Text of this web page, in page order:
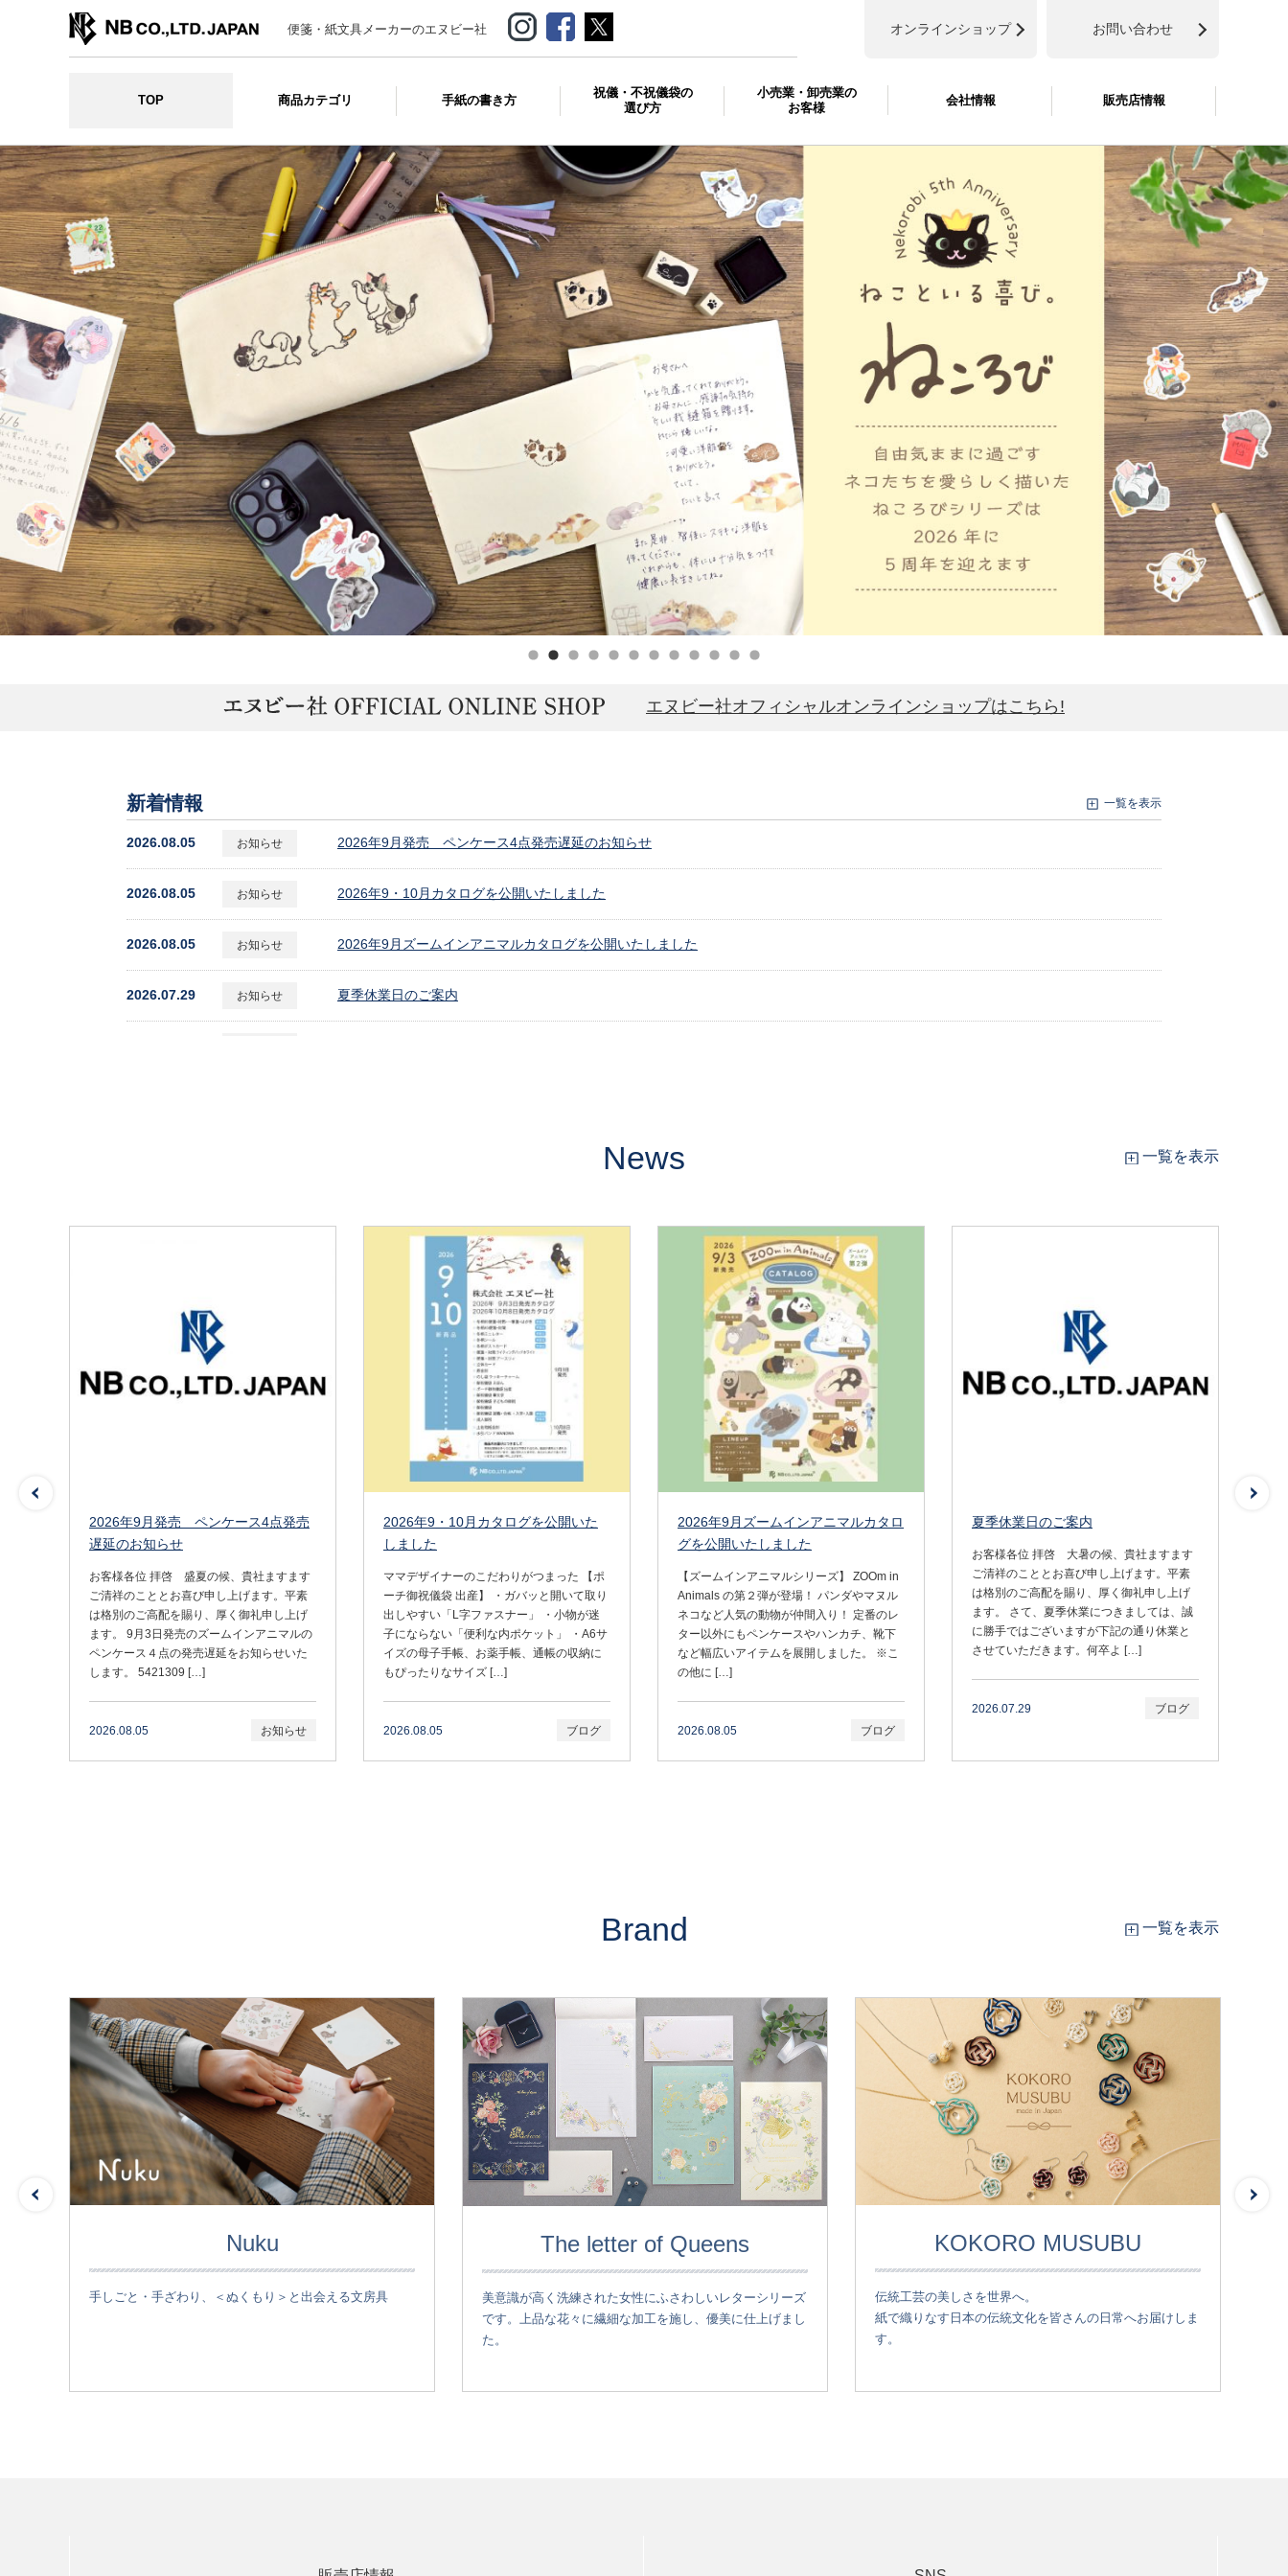
便箋・紙文具メーカーのエヌビー社 お問い合わせ
オンラインショップ
TOP 商品カテゴリ 手紙の書き方
祝儀・不祝儀袋の
選び方
小売業・卸売業の
お客様
会社情報 販売店情報
エヌビー社オフィシャルオンラインショップはこちら!
新着情報 一覧を表示
2026.08.05 お知らせ 2026年9月発売 ペンケース4点発売遅延のお知らせ
2026.08.05 お知らせ 2026年9・10月カタログを公開いたしました
2026.08.05 お知らせ 2026年9月ズームインアニマルカタログを公開いたしました
2026.07.29 お知らせ 夏季休業日のご案内
2026年9月クリスマスカタログを公開いたしました
2026年8月手帳カタログを公開いたしました
News 一覧を表示
2026年9月発売 ペンケース4点発売
遅延のお知らせ
お客様各位 拝啓 盛夏の候、貴社ますます
ご清祥のこととお喜び申し上げます。平素
は格別のご高配を賜り、厚く御礼申し上げ
ます。 9月3日発売のズームインアニマルの
ペンケース４点の発売遅延をお知らせいた
します。 5421309 […]
2026.08.05 お知らせ
2026年9・10月カタログを公開いた
しました
ママデザイナーのこだわりがつまった 【ポ
ーチ御祝儀袋 出産】 ・ガバッと開いて取り
出しやすい「L字ファスナー」 ・小物が迷
子にならない「便利な内ポケット」 ・A6サ
イズの母子手帳、お薬手帳、通帳の収納に
もぴったりなサイズ […]
2026.08.05 ブログ
2026年9月ズームインアニマルカタロ
グを公開いたしました
【ズームインアニマルシリーズ】 ZOOm in
Animals の第２弾が登場！ パンダやマヌル
ネコなど人気の動物が仲間入り！ 定番のレ
ター以外にもペンケースやハンカチ、靴下
など幅広いアイテムを展開しました。 ※こ
の他に […]
2026.08.05 ブログ
夏季休業日のご案内
お客様各位 拝啓 大暑の候、貴社ますます
ご清祥のこととお喜び申し上げます。平素
は格別のご高配を賜り、厚く御礼申し上げ
ます。 さて、夏季休業につきましては、誠
に勝手ではございますが下記の通り休業と
させていただきます。何卒よ […]
2026.07.29 ブログ
Brand 一覧を表示
Nuku
手しごと・手ざわり、＜ぬくもり＞と出会える文房具
The letter of Queens
美意識が高く洗練された女性にふさわしいレターシリーズ
です。上品な花々に繊細な加工を施し、優美に仕上げまし
た。
KOKORO MUSUBU
伝統工芸の美しさを世界へ。
紙で織りなす日本の伝統文化を皆さんの日常へお届けしま
す。